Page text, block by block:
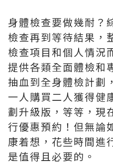
身體檢查要做幾耐？
檢查再到等待結果，
檢查項目和個人情況
提供各類全面體檢和
抽血到全身體檢計劃
一人購買二人獲得健
劃升級版，等等，現
行優惠預約！但無論
康着想，花些時間進
是值得且必要的。